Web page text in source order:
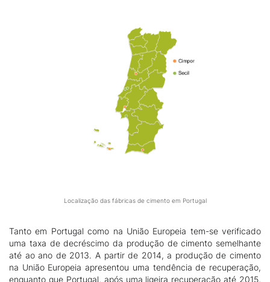
Localização das fábricas de cimento em Portugal
Tanto em Portugal como na União Europeia tem-se verificado
uma taxa de decréscimo da produção de cimento semelhante
até ao ano de 2013. A partir de 2014, a produção de cimento
na União Europeia apresentou uma tendência de recuperação,
enquanto que Portugal, após uma ligeira recuperação até 2015,